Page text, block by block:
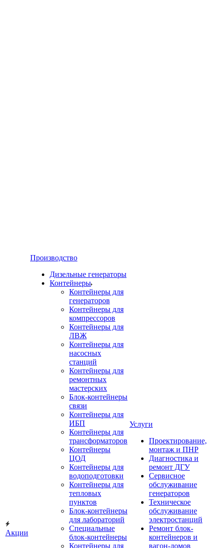
Акции
Производство
Дизельные генераторы
Контейнеры
Контейнеры для
генераторов
Контейнеры для
компрессоров
Контейнеры для
ЛВЖ
Контейнеры для
насосных
станций
Контейнеры для
ремонтных
мастерских
Блок-контейнеры
связи
Контейнеры для
ИБП
Контейнеры для
трансформаторов
Контейнеры
ЦОД
Контейнеры для
водоподготовки
Контейнеры для
тепловых
пунктов
Блок-контейнеры
для лабораторий
Специальные
блок-контейнеры
Контейнеры для
Услуги
Проектирование,
монтаж и ПНР
Диагностика и
ремонт ДГУ
Сервисное
обслуживание
генераторов
Техническое
обслуживание
электростанций
Ремонт блок-
контейнеров и
вагон-домов